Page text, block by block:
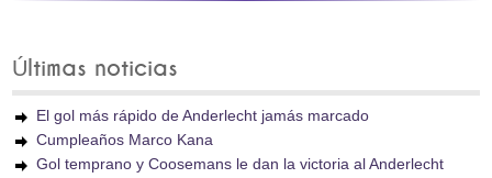
Últimas noticias
El gol más rápido de Anderlecht jamás marcado
Cumpleaños Marco Kana
Gol temprano y Coosemans le dan la victoria al Anderlecht